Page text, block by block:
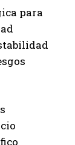
para